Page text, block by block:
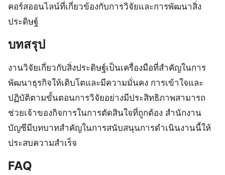
คอร์สออนไลน์ที่เกี่ยวข้องกับการวิจัยและการพัฒนาสิ่ง
ประดิษฐ์
บทสรุป
งานวิจัยเกี่ยวกับสิ่งประดิษฐ์เป็นเครื่องมือที่สำคัญในการ
พัฒนาธุรกิจให้เติบโตและมีความมั่นคง การเข้าใจและ
ปฏิบัติตามขั้นตอนการวิจัยอย่างมีประสิทธิภาพสามารถ
ช่วยเจ้าของกิจการในการตัดสินใจที่ถูกต้อง สำนักงาน
บัญชีมีบทบาทสำคัญในการสนับสนุนการดำเนินงานนี้ให้
ประสบความสำเร็จ
FAQ